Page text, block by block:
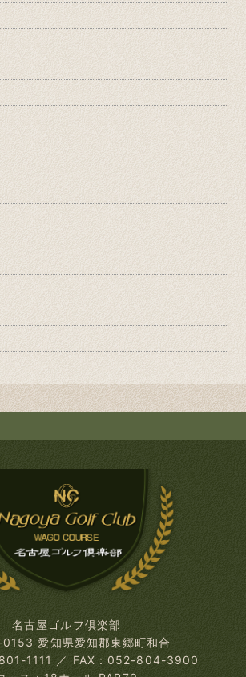
名古屋ゴルフ倶楽部
愛知県愛知郡東郷町和合
1111 ／ FAX：052-804-3900